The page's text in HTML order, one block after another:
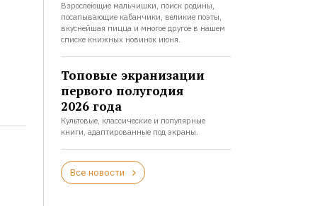
Взрослеющие мальчишки, поиск родины,
посапывающие кабанчики, великие поэты,
вкуснейшая пицца и многое другое в нашем
списке книжных новинок июня.
Топовые экранизации
первого полугодия
2026 года
Культовые, классические и популярные
книги, адаптированные под экраны.
Все новости